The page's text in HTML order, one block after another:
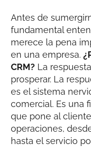
Antes de
fundamental
merece la pena
en una empresa.
CRM? La
prosperar. La
es el sistema
comercial. Es una
que pone al
operaciones,
hasta el servicio